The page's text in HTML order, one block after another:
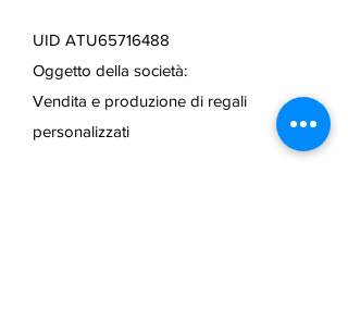
UID ATU65716488
Oggetto della società:
Vendita e produzione di regali
personalizzati